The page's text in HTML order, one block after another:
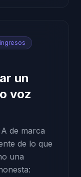
un
voz
de marca
de lo que
una